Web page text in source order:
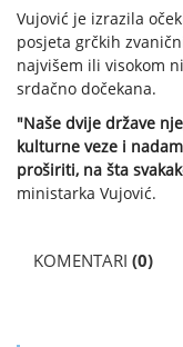
Vujović je izrazila
posjeta grčkih
najvišem ili visokom
srdačno dočekana.
"Naše dvije države
kulturne veze i
proširiti, na šta
ministarka Vujović.
KOMENTARI (0)